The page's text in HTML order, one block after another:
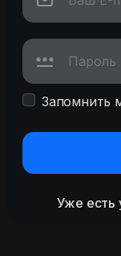
Запомнить
Уже есть